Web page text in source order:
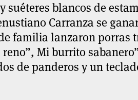
suéteres blancos de
Carranza se
familia lanzaron porras
Mi burrito
de panderos y un